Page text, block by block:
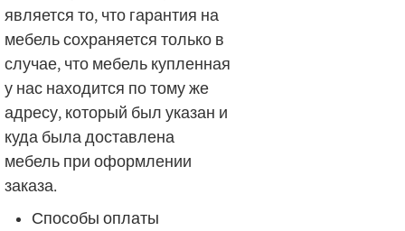
является то, что гарантия на
мебель сохраняется только в
случае, что мебель купленная
у нас находится по тому же
адресу, который был указан и
куда была доставлена
мебель при оформлении
заказа.
Способы оплаты